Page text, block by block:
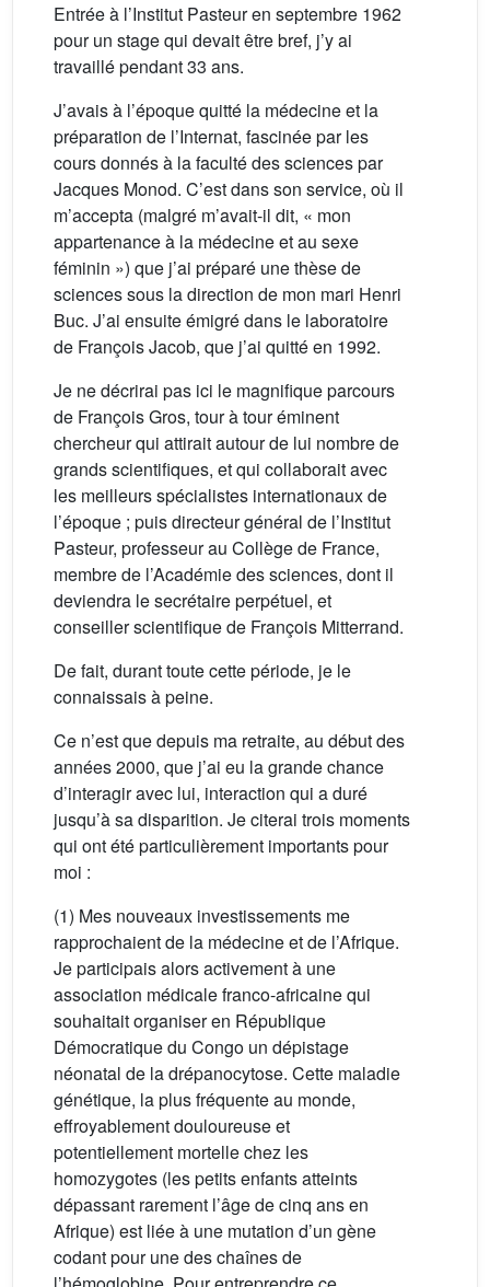
Entrée à l’Institut Pasteur en septembre 1962
pour un stage qui devait être bref, j’y ai
travaillé pendant 33 ans.
J’avais à l’époque quitté la médecine et la
préparation de l’Internat, fascinée par les
cours donnés à la faculté des sciences par
Jacques Monod. C’est dans son service, où il
m’accepta (malgré m’avait-il dit, « mon
appartenance à la médecine et au sexe
féminin ») que j’ai préparé une thèse de
sciences sous la direction de mon mari Henri
Buc. J’ai ensuite émigré dans le laboratoire
de François Jacob, que j’ai quitté en 1992.
Je ne décrirai pas ici le magnifique parcours
de François Gros, tour à tour éminent
chercheur qui attirait autour de lui nombre de
grands scientifiques, et qui collaborait avec
les meilleurs spécialistes internationaux de
l’époque ; puis directeur général de l’Institut
Pasteur, professeur au Collège de France,
membre de l’Académie des sciences, dont il
deviendra le secrétaire perpétuel, et
conseiller scientifique de François Mitterrand.
De fait, durant toute cette période, je le
connaissais à peine.
Ce n’est que depuis ma retraite, au début des
années 2000, que j’ai eu la grande chance
d’interagir avec lui, interaction qui a duré
jusqu’à sa disparition. Je citerai trois moments
qui ont été particulièrement importants pour
moi :
(1) Mes nouveaux investissements me
rapprochaient de la médecine et de l’Afrique.
Je participais alors activement à une
association médicale franco-africaine qui
souhaitait organiser en République
Démocratique du Congo un dépistage
néonatal de la drépanocytose. Cette maladie
génétique, la plus fréquente au monde,
effroyablement douloureuse et
potentiellement mortelle chez les
homozygotes (les petits enfants atteints
dépassant rarement l’âge de cinq ans en
Afrique) est liée à une mutation d’un gène
codant pour une des chaînes de